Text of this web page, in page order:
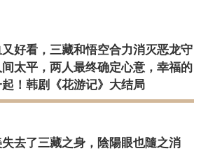
TV
相互RSS
好看，三藏和悟空合力消灭恶龙守
太平，两人最终确定心意，幸福的
！韩剧《花游记》大结局
去了三藏之身，陰陽眼也隨之消